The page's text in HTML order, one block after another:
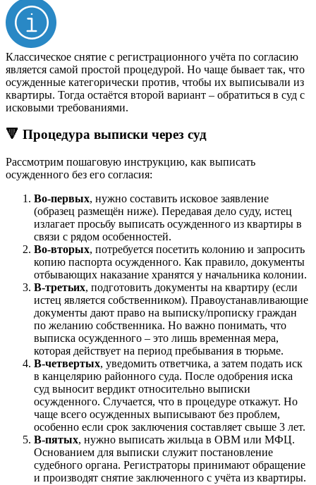
Классическое снятие с регистрационного учёта по согласию
является самой простой процедурой. Но чаще бывает так, что
осужденные категорически против, чтобы их выписывали из
квартиры. Тогда остаётся второй вариант – обратиться в суд с
исковыми требованиями.
🔻 Процедура выписки через суд
Рассмотрим пошаговую инструкцию, как выписать
осужденного без его согласия:
Во-первых, нужно составить исковое заявление
(образец размещён ниже). Передавая дело суду, истец
излагает просьбу выписать осужденного из квартиры в
связи с рядом особенностей.
Во-вторых, потребуется посетить колонию и запросить
копию паспорта осужденного. Как правило, документы
отбывающих наказание хранятся у начальника колонии.
В-третьих, подготовить документы на квартиру (если
истец является собственником). Правоустанавливающие
документы дают право на выписку/прописку граждан
по желанию собственника. Но важно понимать, что
выписка осужденного – это лишь временная мера,
которая действует на период пребывания в тюрьме.
В-четвертых, уведомить ответчика, а затем подать иск
в канцелярию районного суда. После одобрения иска
суд выносит вердикт относительно выписки
осужденного. Случается, что в процедуре откажут. Но
чаще всего осужденных выписывают без проблем,
особенно если срок заключения составляет свыше 3 лет.
В-пятых, нужно выписать жильца в ОВМ или МФЦ.
Основанием для выписки служит постановление
судебного органа. Регистраторы принимают обращение
и производят снятие заключенного с учёта из квартиры.